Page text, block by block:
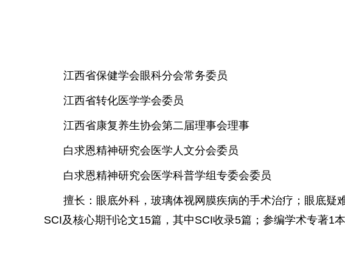
江西省保健学会眼科分会常务委员
江西省转化医学学会委员
江西省康复养生协会第二届理事会理事
白求恩精神研究会医学人文分会委员
白求恩精神研究会医学科普学组专委会委员
擅长：眼底外科，玻璃体视网膜疾病的手术治疗；眼底
SCI及核心期刊论文15篇，其中SCI收录5篇；参编学术专著1